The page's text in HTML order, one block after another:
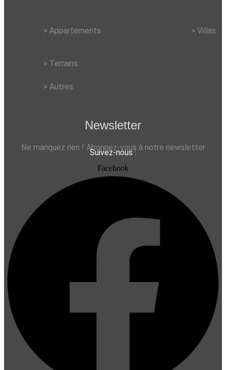
> Appartements > Villas
> Terrains
> Autres
Newsletter
Ne manquez rien ! Abonnez-vous à notre newsletter
Suivez-nous :
Facebook